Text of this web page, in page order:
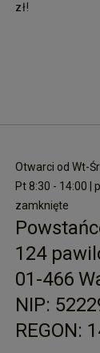
zł!
Otwarci od Wt-
Pt 8:30 - 14:00 |
zamknięte
124
01-466
NIP:
REGON: